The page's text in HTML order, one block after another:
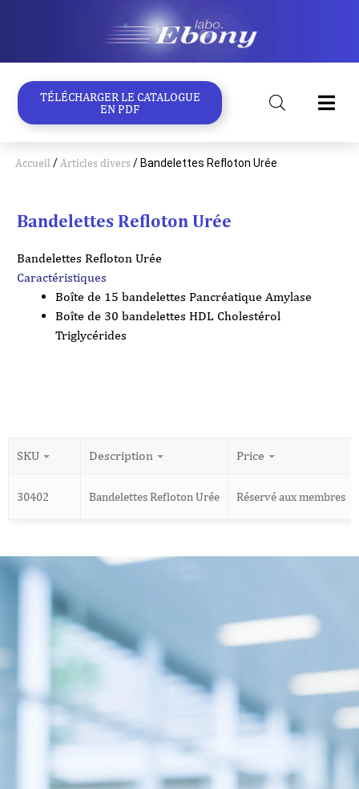
TÉLÉCHARGER LE CATALOGUE
EN PDF
Accueil /Articles divers / Bandelettes Refloton Urée
Bandelettes Refloton Urée
Bandelettes Refloton Urée
Caractéristiques
Boîte de 15 bandelettes Pancréatique Amylase
Boîte de 30 bandelettes HDL Cholestérol
Triglycérides
SKU Description Price
30402 Bandelettes Refloton Urée Réservé aux membres